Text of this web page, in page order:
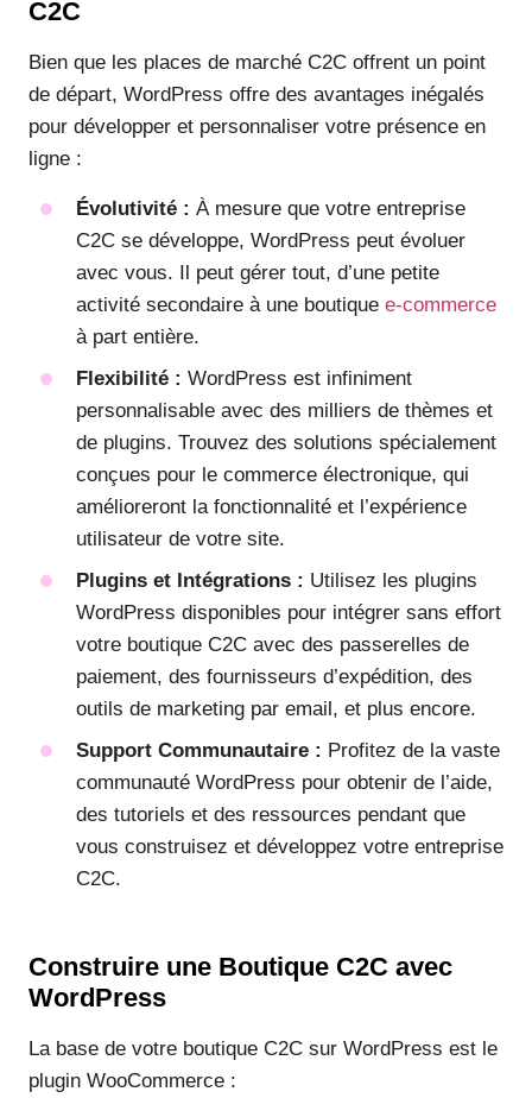
C2C
Bien que les places de marché C2C offrent un point
de départ, WordPress offre des avantages inégalés
pour développer et personnaliser votre présence en
ligne :
Évolutivité : À mesure que votre entreprise
C2C se développe, WordPress peut évoluer
avec vous. Il peut gérer tout, d’une petite
activité secondaire à une boutique e-commerce
à part entière.
Flexibilité : WordPress est infiniment
personnalisable avec des milliers de thèmes et
de plugins. Trouvez des solutions spécialement
conçues pour le commerce électronique, qui
amélioreront la fonctionnalité et l’expérience
utilisateur de votre site.
Plugins et Intégrations : Utilisez les plugins
WordPress disponibles pour intégrer sans effort
votre boutique C2C avec des passerelles de
paiement, des fournisseurs d’expédition, des
outils de marketing par email, et plus encore.
Support Communautaire : Profitez de la vaste
communauté WordPress pour obtenir de l’aide,
des tutoriels et des ressources pendant que
vous construisez et développez votre entreprise
C2C.
Construire une Boutique C2C avec
WordPress
La base de votre boutique C2C sur WordPress est le
plugin WooCommerce :